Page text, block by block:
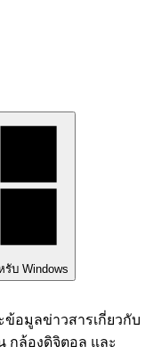
บ Windows
ข้อมูลข่าวสารเกี่ยวกับ
กล้องดิจิตอล และ